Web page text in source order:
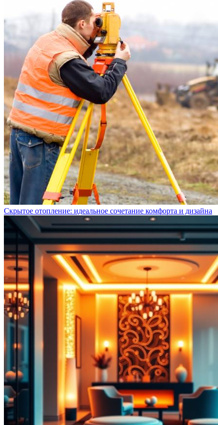
Скрытое отопление: идеальное сочетание комфорта и дизайна